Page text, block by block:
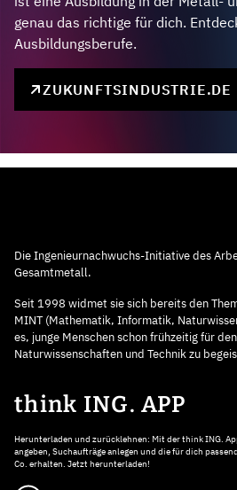
genau das richtige für dich.
Ausbildungsberufe.
ZUKUNFTSINDUSTRIE.DE
Die Ingenieurnachwuchs-Initiative des
Gesamtmetall.
Seit 1998 widmet sie sich bereits den
MINT (Mathematik, Informatik,
es, junge Menschen schon frühzeitig für
Naturwissenschaften und Technik zu
think ING. APP
Herunterladen und zurücklehnen: Mit der think ING.
angeben, Suchaufträge anlegen und die für dich
Co. erhalten. Jetzt herunterladen!